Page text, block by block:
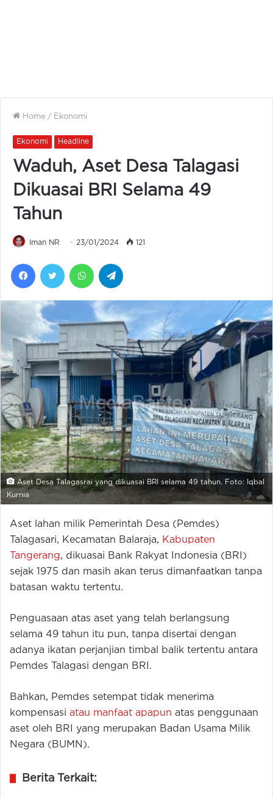
Home / Ekonomi
Ekonomi Headline
Waduh, Aset Desa Talagasi
Dikuasai BRI Selama 49
Tahun
Iman NR 23/01/2024 121
FacebookTwitter WhatsApp
Aset Desa Talagasrai yang dikuasai BRI selama 49 tahun. Foto: Iqbal
Kurnia
Aset lahan milik Pemerintah Desa (Pemdes)
Talagasari, Kecamatan Balaraja, Kabupaten
Tangerang, dikuasai Bank Rakyat Indonesia (BRI)
sejak 1975 dan masih akan terus dimanfaatkan tanpa
batasan waktu tertentu.
Penguasaan atas aset yang telah berlangsung
selama 49 tahun itu pun, tanpa disertai dengan
adanya ikatan perjanjian timbal balik tertentu antara
Pemdes Talagasi dengan BRI.
Bahkan, Pemdes setempat tidak menerima
kompensasi atau manfaat apapun atas penggunaan
aset oleh BRI yang merupakan Badan Usama Milik
Negara (BUMN).
Berita Terkait: